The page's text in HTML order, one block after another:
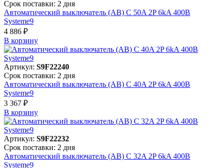
Срок поставки: 2 дня
Автоматический выключатель (АВ) C 50A 2P 6kA 400В
Systeme9
4 886 ₽
В корзинy
Артикул: S9F22240
Срок поставки: 2 дня
Автоматический выключатель (АВ) C 40A 2P 6kA 400В
Systeme9
3 367 ₽
В корзинy
Артикул: S9F22232
Срок поставки: 2 дня
Автоматический выключатель (АВ) C 32A 2P 6kA 400В
Systeme9